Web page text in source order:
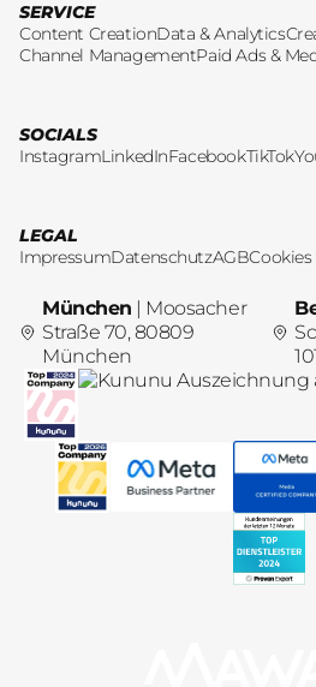
SERVICE
Content CreationData & Analytics
Channel ManagementPaid Ads &
SOCIALS
InstagramLinkedInFacebookTikTok
LEGAL
ImpressumDatenschutzAGB
München | Moosacher
Straße 70, 80809
München